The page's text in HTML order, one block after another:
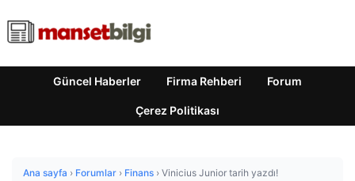
Güncel Haberler Firma Rehberi Forum
Çerez Politikası
Ana sayfa › Forumlar › Finans › Vinicius Junior tarih yazdı!